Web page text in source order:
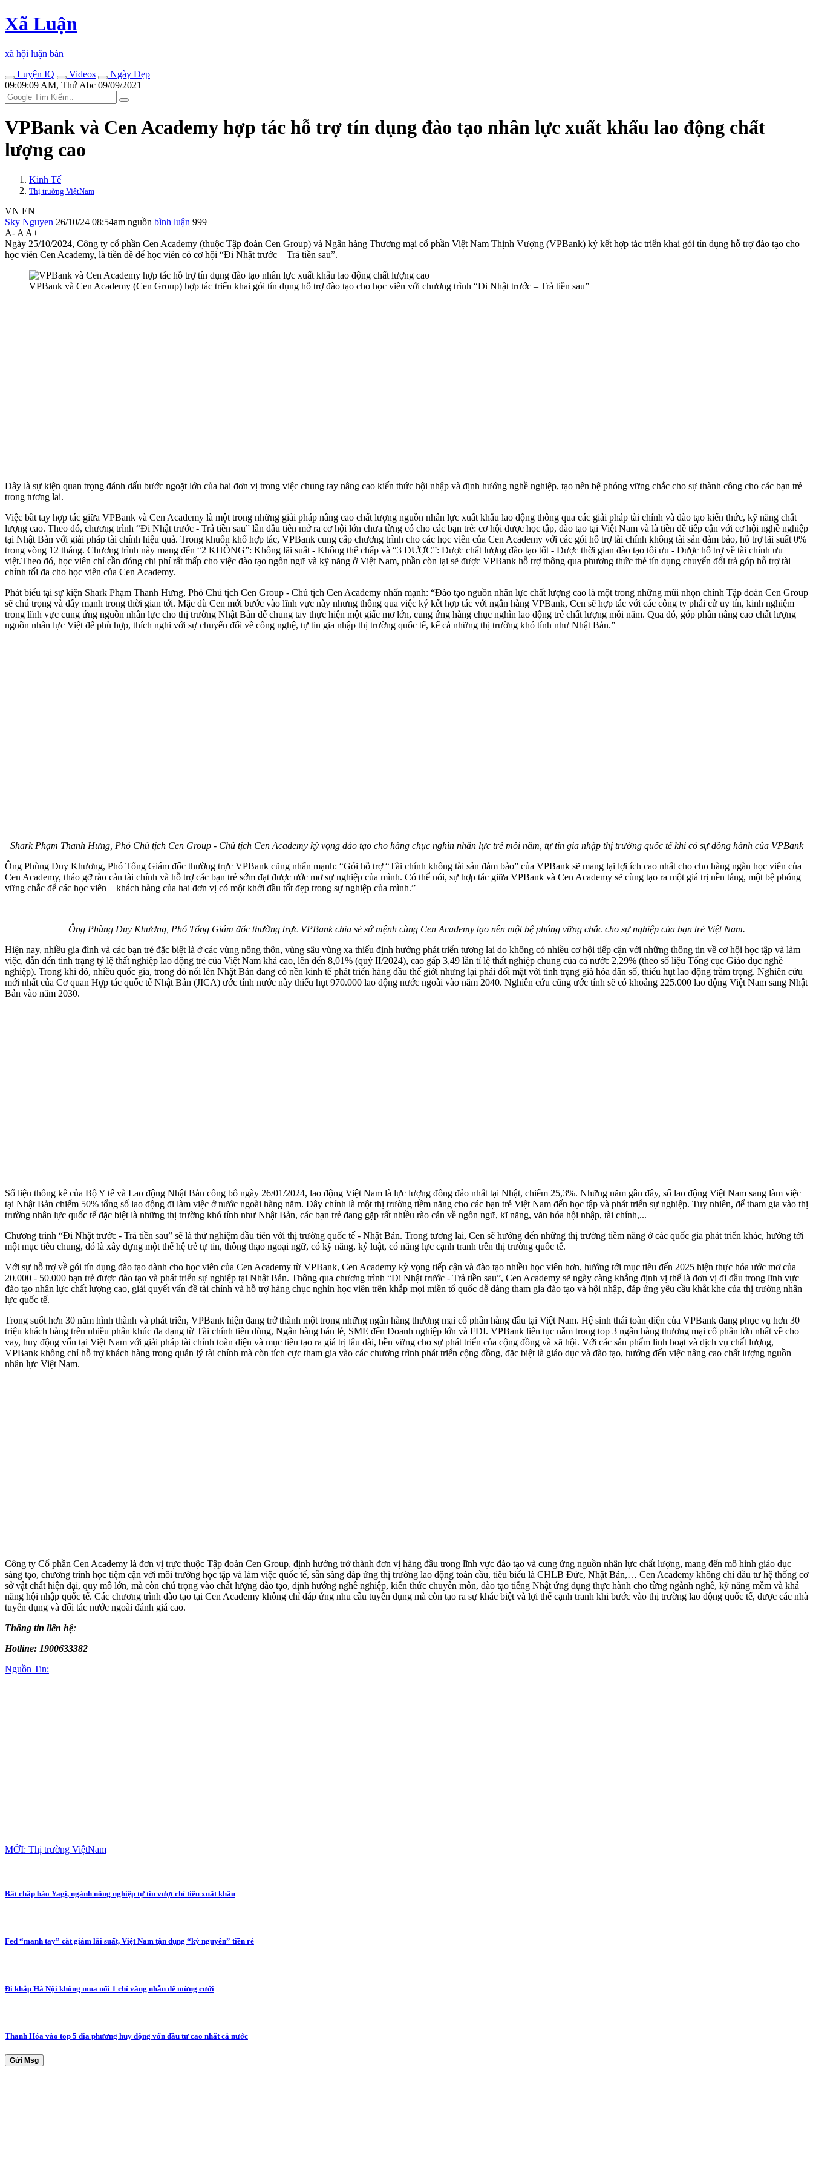
Xã Luận
xã hội luận bàn
Luyện IQ
Videos
Ngày Đẹp
09:09:09 AM, Thứ Abc 09/09/2021
VPBank và Cen Academy hợp tác hỗ trợ tín dụng đào tạo nhân lực xuất khẩu lao động chất
lượng cao
Kinh Tế
Thị trường ViệtNam
VN EN
Sky Nguyen 26/10/24 08:54am nguồn bình luận 999
A- A A+
Ngày 25/10/2024, Công ty cổ phần Cen Academy (thuộc Tập đoàn Cen Group) và Ngân hàng Thương mại cổ phần Việt Nam Thịnh Vượng (VPBank) ký kết hợp tác triển khai gói tín dụng hỗ trợ đào tạo cho
học viên Cen Academy, là tiền đề để học viên có cơ hội “Đi Nhật trước – Trả tiền sau”.
VPBank và Cen Academy (Cen Group) hợp tác triển khai gói tín dụng hỗ trợ đào tạo cho học viên với chương trình “Đi Nhật trước – Trả tiền sau”
Đây là sự kiện quan trọng đánh dấu bước ngoặt lớn của hai đơn vị trong việc chung tay nâng cao kiến thức hội nhập và định hướng nghề nghiệp, tạo nên bệ phóng vững chắc cho sự thành công cho các bạn trẻ
trong tương lai.
Việc bắt tay hợp tác giữa VPBank và Cen Academy là một trong những giải pháp nâng cao chất lượng nguồn nhân lực xuất khẩu lao động thông qua các giải pháp tài chính và đào tạo kiến thức, kỹ năng chất
lượng cao. Theo đó, chương trình “Đi Nhật trước - Trả tiền sau” lần đầu tiên mở ra cơ hội lớn chưa từng có cho các bạn trẻ: cơ hội được học tập, đào tạo tại Việt Nam và là tiền đề tiếp cận với cơ hội nghề nghiệp
tại Nhật Bản với giải pháp tài chính hiệu quả. Trong khuôn khổ hợp tác, VPBank cung cấp chương trình cho các học viên của Cen Academy với các gói hỗ trợ tài chính không tài sản đảm bảo, hỗ trợ lãi suất 0%
trong vòng 12 tháng. Chương trình này mang đến “2 KHÔNG”: Không lãi suất - Không thế chấp và “3 ĐƯỢC”: Được chất lượng đào tạo tốt - Được thời gian đào tạo tối ưu - Được hỗ trợ về tài chính ưu
việt.Theo đó, học viên chỉ cần đóng chi phí rất thấp cho việc đào tạo ngôn ngữ và kỹ năng ở Việt Nam, phần còn lại sẽ được VPBank hỗ trợ thông qua phương thức thẻ tín dụng chuyển đổi trả góp hỗ trợ tài
chính tối đa cho học viên của Cen Academy.
Phát biểu tại sự kiện Shark Phạm Thanh Hưng, Phó Chủ tịch Cen Group - Chủ tịch Cen Academy nhấn mạnh: “Đào tạo nguồn nhân lực chất lượng cao là một trong những mũi nhọn chính Tập đoàn Cen Group
sẽ chú trọng và đẩy mạnh trong thời gian tới. Mặc dù Cen mới bước vào lĩnh vực này nhưng thông qua việc ký kết hợp tác với ngân hàng VPBank, Cen sẽ hợp tác với các công ty phái cử uy tín, kinh nghiệm
trong lĩnh vực cung ứng nguồn nhân lực cho thị trường Nhật Bản để chung tay thực hiện một giấc mơ lớn, cung ứng hàng chục nghìn lao động trẻ chất lượng mỗi năm. Qua đó, góp phần nâng cao chất lượng
nguồn nhân lực Việt để phù hợp, thích nghi với sự chuyển đổi về công nghệ, tự tin gia nhập thị trường quốc tế, kể cả những thị trường khó tính như Nhật Bản.”
Shark Phạm Thanh Hưng, Phó Chủ tịch Cen Group - Chủ tịch Cen Academy kỳ vọng đào tạo cho hàng chục nghìn nhân lực trẻ mỗi năm, tự tin gia nhập thị trường quốc tế khi có sự đồng hành của VPBank
Ông Phùng Duy Khương, Phó Tổng Giám đốc thường trực VPBank cũng nhấn mạnh: “Gói hỗ trợ “Tài chính không tài sản đảm bảo” của VPBank sẽ mang lại lợi ích cao nhất cho cho hàng ngàn học viên của
Cen Academy, tháo gỡ rào cản tài chính và hỗ trợ các bạn trẻ sớm đạt được ước mơ sự nghiệp của mình. Có thể nói, sự hợp tác giữa VPBank và Cen Academy sẽ cùng tạo ra một giá trị nền tảng, một bệ phóng
vững chắc để các học viên – khách hàng của hai đơn vị có một khởi đầu tốt đẹp trong sự nghiệp của mình.”
Ông Phùng Duy Khương, Phó Tổng Giám đốc thường trực VPBank chia sẻ sứ mệnh cùng Cen Academy tạo nên một bệ phóng vững chắc cho sự nghiệp của bạn trẻ Việt Nam.
Hiện nay, nhiều gia đình và các bạn trẻ đặc biệt là ở các vùng nông thôn, vùng sâu vùng xa thiếu định hướng phát triển tương lai do không có nhiều cơ hội tiếp cận với những thông tin về cơ hội học tập và làm
việc, dẫn đến tình trạng tỷ lệ thất nghiệp lao động trẻ của Việt Nam khá cao, lên đến 8,01% (quý II/2024), cao gấp 3,49 lần tỉ lệ thất nghiệp chung của cả nước 2,29% (theo số liệu Tổng cục Giáo dục nghề
nghiệp). Trong khi đó, nhiều quốc gia, trong đó nổi lên Nhật Bản đang có nền kinh tế phát triển hàng đầu thế giới nhưng lại phải đối mặt với tình trạng già hóa dân số, thiếu hụt lao động trầm trọng. Nghiên cứu
mới nhất của Cơ quan Hợp tác quốc tế Nhật Bản (JICA) ước tính nước này thiếu hụt 970.000 lao động nước ngoài vào năm 2040. Nghiên cứu cũng ước tính sẽ có khoảng 225.000 lao động Việt Nam sang Nhật
Bản vào năm 2030.
Số liệu thống kê của Bộ Y tế và Lao động Nhật Bản công bố ngày 26/01/2024, lao động Việt Nam là lực lượng đông đảo nhất tại Nhật, chiếm 25,3%. Những năm gần đây, số lao động Việt Nam sang làm việc
tại Nhật Bản chiếm 50% tổng số lao động đi làm việc ở nước ngoài hàng năm. Đây chính là một thị trường tiềm năng cho các bạn trẻ Việt Nam đến học tập và phát triển sự nghiệp. Tuy nhiên, để tham gia vào thị
trường nhân lực quốc tế đặc biệt là những thị trường khó tính như Nhật Bản, các bạn trẻ đang gặp rất nhiều rào cản về ngôn ngữ, kĩ năng, văn hóa hội nhập, tài chính,...
Chương trình “Đi Nhật trước - Trả tiền sau” sẽ là thử nghiệm đầu tiên với thị trường quốc tế - Nhật Bản. Trong tương lai, Cen sẽ hướng đến những thị trường tiềm năng ở các quốc gia phát triển khác, hướng tới
một mục tiêu chung, đó là xây dựng một thế hệ trẻ tự tin, thông thạo ngoại ngữ, có kỹ năng, kỷ luật, có năng lực cạnh tranh trên thị trường quốc tế.
Với sự hỗ trợ về gói tín dụng đào tạo dành cho học viên của Cen Academy từ VPBank, Cen Academy kỳ vọng tiếp cận và đào tạo nhiều học viên hơn, hướng tới mục tiêu đến 2025 hiện thực hóa ước mơ của
20.000 - 50.000 bạn trẻ được đào tạo và phát triển sự nghiệp tại Nhật Bản. Thông qua chương trình “Đi Nhật trước - Trả tiền sau”, Cen Academy sẽ ngày càng khẳng định vị thế là đơn vị đi đầu trong lĩnh vực
đào tạo nhân lực chất lượng cao, giải quyết vấn đề tài chính và hỗ trợ hàng chục nghìn học viên trên khắp mọi miền tổ quốc dễ dàng tham gia đào tạo và hội nhập, đáp ứng yêu cầu khắt khe của thị trường nhân
lực quốc tế.
Trong suốt hơn 30 năm hình thành và phát triển, VPBank hiện đang trở thành một trong những ngân hàng thương mại cổ phần hàng đầu tại Việt Nam. Hệ sinh thái toàn diện của VPBank đang phục vụ hơn 30
triệu khách hàng trên nhiều phân khúc đa dạng từ Tài chính tiêu dùng, Ngân hàng bán lẻ, SME đến Doanh nghiệp lớn và FDI. VPBank liên tục nằm trong top 3 ngân hàng thương mại cổ phần lớn nhất về cho
vay, huy động vốn tại Việt Nam với giải pháp tài chính toàn diện và mục tiêu tạo ra giá trị lâu dài, bền vững cho sự phát triển của cộng đồng và xã hội. Với các sản phẩm linh hoạt và dịch vụ chất lượng,
VPBank không chỉ hỗ trợ khách hàng trong quản lý tài chính mà còn tích cực tham gia vào các chương trình phát triển cộng đồng, đặc biệt là giáo dục và đào tạo, hướng đến việc nâng cao chất lượng nguồn
nhân lực Việt Nam.
Công ty Cổ phần Cen Academy là đơn vị trực thuộc Tập đoàn Cen Group, định hướng trở thành đơn vị hàng đầu trong lĩnh vực đào tạo và cung ứng nguồn nhân lực chất lượng, mang đến mô hình giáo dục
sáng tạo, chương trình học tiệm cận với môi trường học tập và làm việc quốc tế, sẵn sàng đáp ứng thị trường lao động toàn cầu, tiêu biểu là CHLB Đức, Nhật Bản,… Cen Academy không chỉ đầu tư hệ thống cơ
sở vật chất hiện đại, quy mô lớn, mà còn chú trọng vào chất lượng đào tạo, định hướng nghề nghiệp, kiến thức chuyên môn, đào tạo tiếng Nhật ứng dụng thực hành cho từng ngành nghề, kỹ năng mềm và khả
năng hội nhập quốc tế. Các chương trình đào tạo tại Cen Academy không chỉ đáp ứng nhu cầu tuyển dụng mà còn tạo ra sự khác biệt và lợi thế cạnh tranh khi bước vào thị trường lao động quốc tế, được các nhà
tuyển dụng và đối tác nước ngoài đánh giá cao.
Thông tin liên hệ:
Hotline: 1900633382
Nguồn Tin:
MỚI: Thị trường ViệtNam
Bất chấp bão Yagi, ngành nông nghiệp tự tin vượt chỉ tiêu xuất khẩu
Fed “mạnh tay” cắt giảm lãi suất, Việt Nam tận dụng “kỷ nguyên” tiền rẻ
Đi khắp Hà Nội không mua nổi 1 chỉ vàng nhẫn để mừng cưới
Thanh Hóa vào top 5 địa phương huy động vốn đầu tư cao nhất cả nước
Gửi Msg